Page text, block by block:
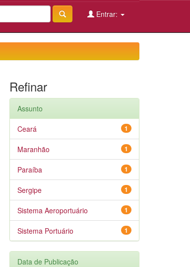
Entrar:
Refinar
Assunto
1
Ceará
1
Maranhão
1
Paraíba
1
Sergipe
1
Sistema Aeroportuário
1
Sistema Portuário
Data de Publicação